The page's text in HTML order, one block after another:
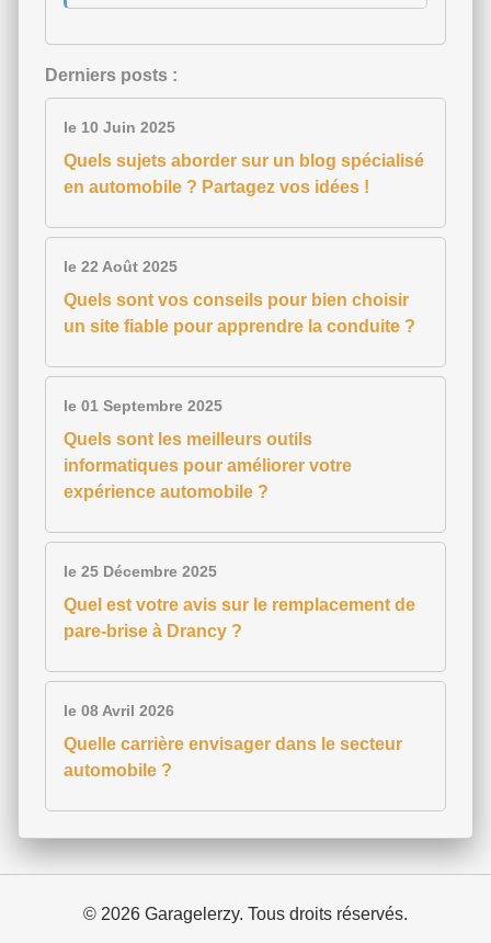
Derniers posts :
le 10 Juin 2025
Quels sujets aborder sur un blog spécialisé
en automobile ? Partagez vos idées !
le 22 Août 2025
Quels sont vos conseils pour bien choisir
un site fiable pour apprendre la conduite ?
le 01 Septembre 2025
Quels sont les meilleurs outils
informatiques pour améliorer votre
expérience automobile ?
le 25 Décembre 2025
Quel est votre avis sur le remplacement de
pare-brise à Drancy ?
le 08 Avril 2026
Quelle carrière envisager dans le secteur
automobile ?
© 2026 Garagelerzy. Tous droits réservés.